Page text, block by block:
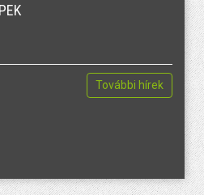
További hírek